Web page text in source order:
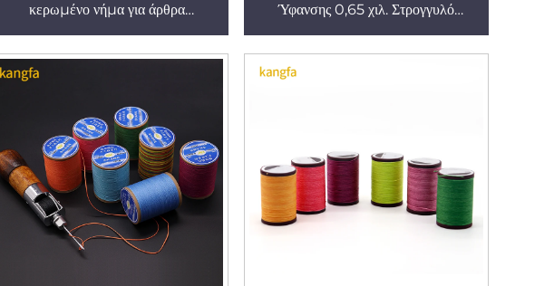
κερωμένο νήμα για άρθρα
Ύφανσης 0,65 χιλ. Στρογγυλό
Εξαρτήματα